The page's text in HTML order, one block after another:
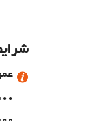
15:00 :ساعت
11:00 ساعت